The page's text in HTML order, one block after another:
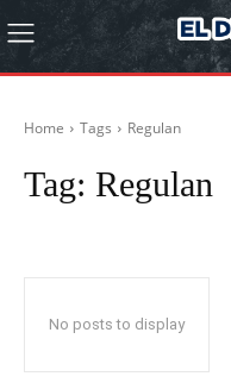
Home Tags Regulan
Tag: Regulan
No posts to display